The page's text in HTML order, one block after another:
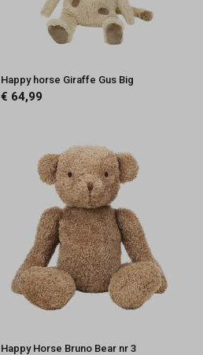
Happy horse Giraffe Gus Big
€ 64,99
Happy Horse Bruno Bear nr 3